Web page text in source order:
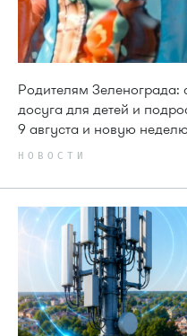
Родителям Зеленограда:
досуга для детей и
9 августа и новую
НОВОСТИ